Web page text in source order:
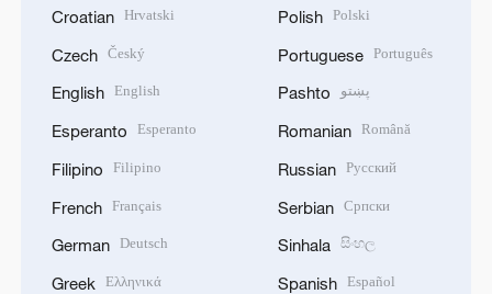
Croatian Hrvatski
Czech Český
English English
Esperanto Esperanto
Filipino Filipino
French Français
German Deutsch
Greek Ελληνικά
Polish Polski
Portuguese Português
Pashto پښتو
Romanian Română
Russian Русский
Serbian Српски
Sinhala සිංහල
Spanish Español